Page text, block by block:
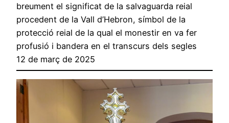
breument el significat de la salvaguarda reial
procedent de la Vall d’Hebron, símbol de la
protecció reial de la qual el monestir en va fer
profusió i bandera en el transcurs dels segles
12 de març de 2025